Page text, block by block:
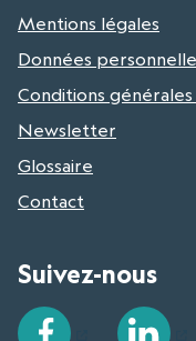
Mentions légales
Données
Conditions
Newsletter
Glossaire
Contact
Suivez-nous
Facebook